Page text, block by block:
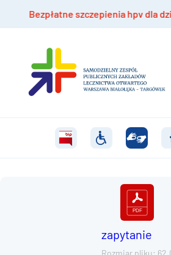
Bezpłatne szczepienia hpv dla dzieci
zapytanie
Rozmiar pliku: